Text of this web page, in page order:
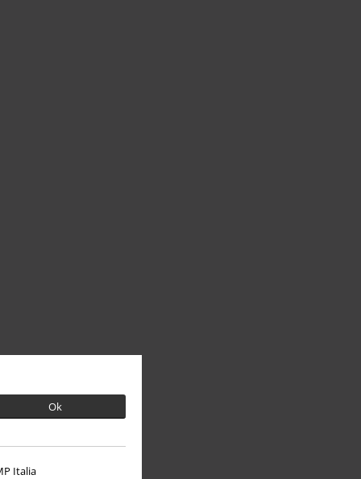
Ok
Italia